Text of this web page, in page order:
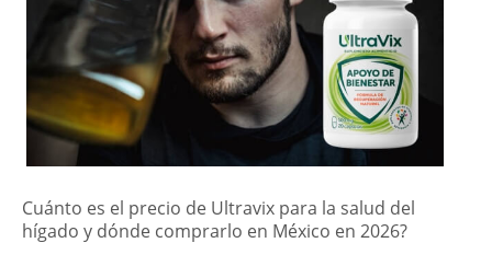
Cuánto es el precio de Ultravix para la salud del
hígado y dónde comprarlo en México en 2026?